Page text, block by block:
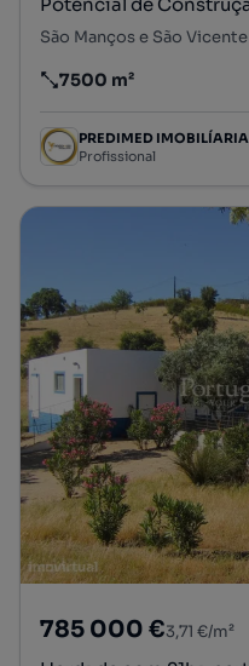
Potencial de
São Manços e São
Preço por metro
7500 m²
PREDIMED IMOBILÍARIA
Profissional
785 000 €3,71 €/m²